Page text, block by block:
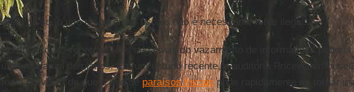
Além disso, o uso de paraísos fiscais não é necessariamente ilegal.
No entanto, as repercussões negativas do vazamento de informações poderia
uma mudança de planos. Em um estudo recente, a auditoria
fez a previsão de que o uso de paraísos fiscaispode rapidamente se tornar